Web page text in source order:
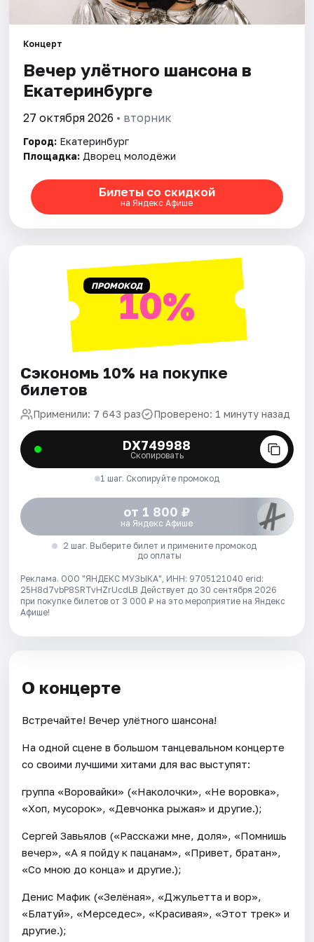
Площадки
Артисты
Концерт
Вечер улëтного шансона в
Екатеринбурге
27 октября 2026 • вторник
Город: Екатеринбург
Площадка: Дворец молодёжи
Билеты со скидкой
на Яндекс Афише
ПРОМОКОД10%
Сэкономь 10% на покупке
билетов
Применили: 7 643 раз Проверено: 1 минуту назад
DX749988
Скопировать
1 шаг. Скопируйте промокод
от 1 800 ₽
на Яндекс Афише
2 шаг. Выберите билет и примените промокод
до оплаты
Реклама. ООО "ЯНДЕКС МУЗЫКА", ИНН: 9705121040 erid:
25H8d7vbP8SRTvHZrUcdLB Действует до 30 сентября 2026
при покупке билетов от 3 000 ₽ на это мероприятие на Яндекс
Афише!
О концерте
Встречайте! Вечер улётного шансона!
На одной сцене в большом танцевальном концерте
со своими лучшими хитами для вас выступят:
группа «Воровайки» («Наколочки», «Не воровка»,
«Хоп, мусорок», «Девчонка рыжая» и другие.);
Сергей Завьялов («Расскажи мне, доля», «Помнишь
вечер», «А я пойду к пацанам», «Привет, братан»,
«Со мною до конца» и другие.);
Денис Мафик («Зелёная», «Джульетта и вор»,
«Блатуй», «Мерседес», «Красивая», «Этот трек» и
другие.);